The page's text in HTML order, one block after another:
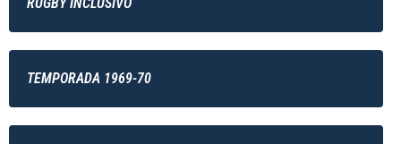
TEMPORADA 1969-70